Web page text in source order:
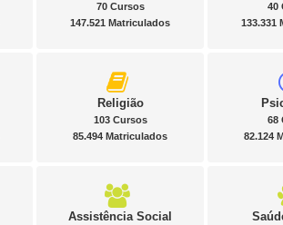
70 Cursos
147.521 Matriculados
40
133.331
Religião
103 Cursos
85.494 Matriculados
68
82.124
Assistência Social